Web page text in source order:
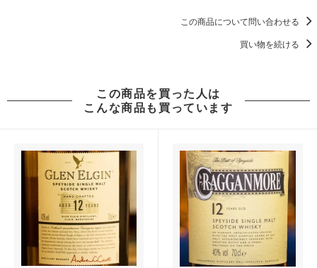
この商品について問い合わせる
買い物を続ける
この商品を買った人は
こんな商品も買っています